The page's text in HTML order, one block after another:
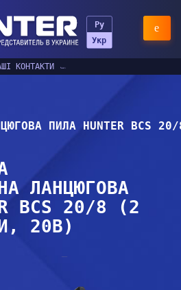
Ру
Укр
КОНТАКТИ
ПИЛА HUNTER BCS
ЛАНЦЮГОВА
BCS 20/8 (2
20В)